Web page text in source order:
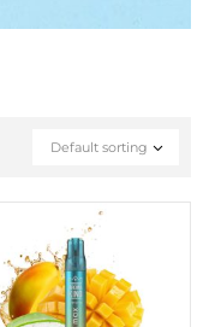
Default sorting